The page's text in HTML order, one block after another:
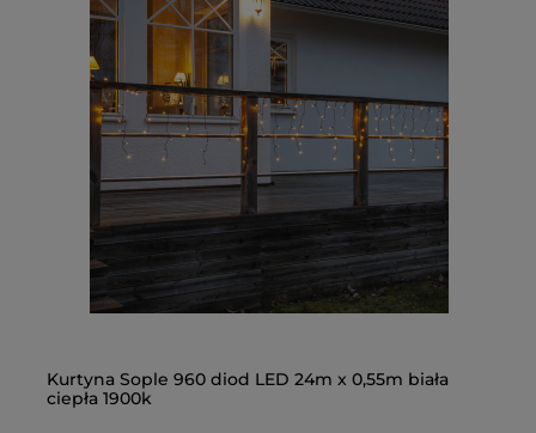
Kurtyna Sople 960 diod LED 24m x 0,55m biała
ciepła 1900k